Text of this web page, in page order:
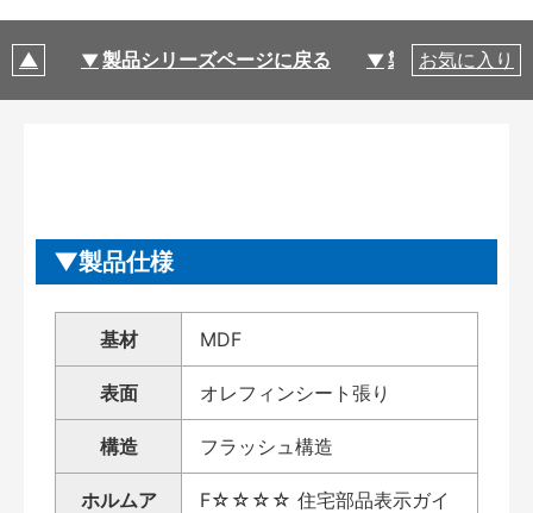
製品シリーズページに戻る 製品仕様
お気に入り
製品仕様
基材 MDF
表面 オレフィンシート張り
構造 フラッシュ構造
ホルムア
F☆☆☆☆ 住宅部品表示ガイ